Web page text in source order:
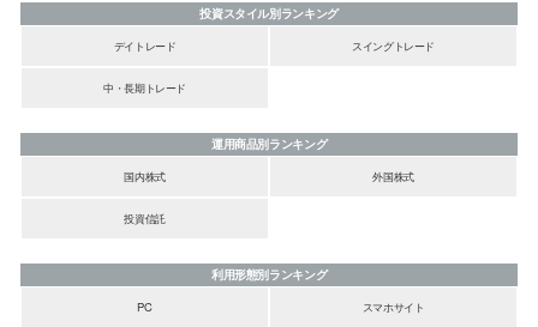
投資スタイル別ランキング
デイトレード
スイングトレード
中・長期トレード
運用商品別ランキング
国内株式
外国株式
投資信託
利用形態別ランキング
PC
スマホサイト